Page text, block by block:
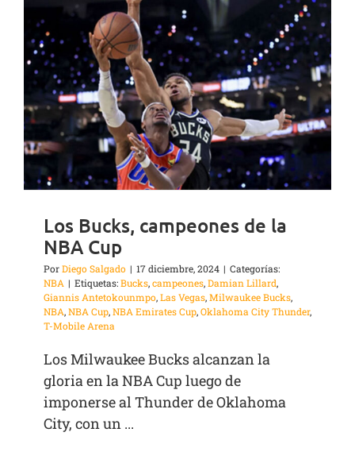
Los Bucks, campeones de la
NBA Cup
PorDiego Salgado | 17 diciembre, 2024 | Categorías:
NBA | Etiquetas:Bucks,campeones,Damian Lillard,
Giannis Antetokounmpo,Las Vegas,Milwaukee Bucks,
NBA,NBA Cup,NBA Emirates Cup,Oklahoma City Thunder,
T-Mobile Arena
Los Milwaukee Bucks alcanzan la
gloria en la NBA Cup luego de
imponerse al Thunder de Oklahoma
City, con un ...